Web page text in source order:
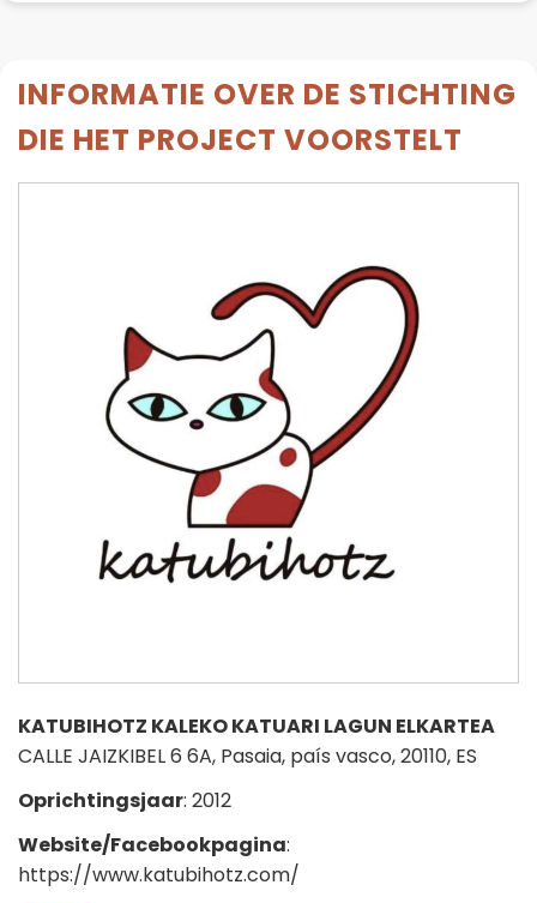
INFORMATIE OVER DE STICHTING
DIE HET PROJECT VOORSTELT
KATUBIHOTZ KALEKO KATUARI LAGUN ELKARTEA
CALLE JAIZKIBEL 6 6A, Pasaia, país vasco, 20110, ES
Oprichtingsjaar: 2012
Website/Facebookpagina:
https://www.katubihotz.com/